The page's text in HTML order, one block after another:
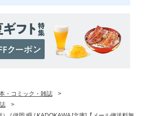
・コミック・雑誌
>
>